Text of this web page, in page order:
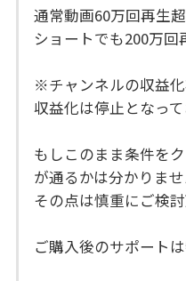
通常動画60万回再生
ショートでも200万回
※チャンネルの収益
収益化は停止となって
もしこのまま条件を
が通るかは分かりませ
その点は慎重にご検
ご購入後のサポート